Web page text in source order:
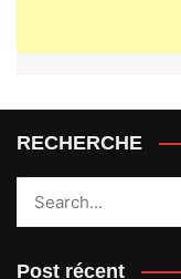
RECHERCHE
Post récent